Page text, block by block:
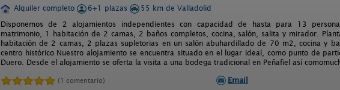
Alquiler completo
6+1 plazas
55 km de Valladolid
Disponemos de 2 alojamientos independientes con capacidad de hasta para 13
matrimonio, 1 habitación de 2 camas, 2 baños completos, cocina, salón, salita y mirador.
habitación de 2 camas, 2 plazas supletorias en un salón abuhardillado de 70 m2, cocina y
centro histórico Nuestro alojamiento se encuentra situado en el lugar ideal, como punto de
Duero. Desde el alojamiento se oferta la visita a una bodega tradicional en Peñafiel así
(1 comentario) Email